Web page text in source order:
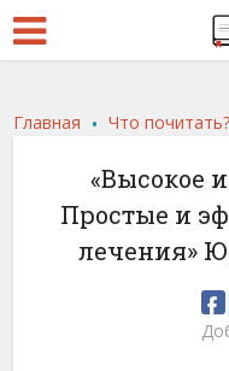
Главная .Что почитать?
«Высокое
Простые и
лечения»